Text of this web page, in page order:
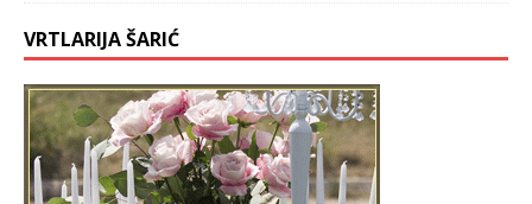
VRTLARIJA ŠARIĆ